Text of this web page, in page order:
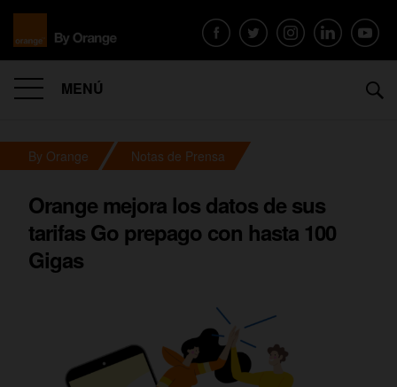
MENÚ
By Orange Notas de Prensa
Orange mejora los datos de sus
tarifas Go prepago con hasta 100
Gigas